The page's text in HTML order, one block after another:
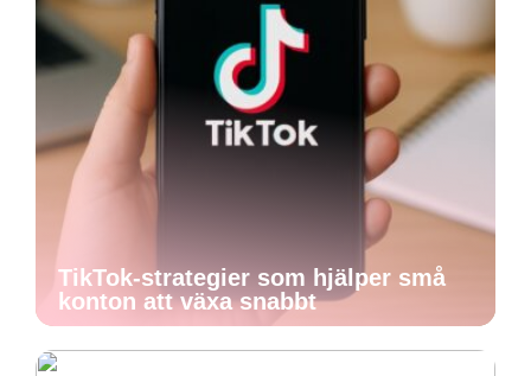
TikTok-strategier som hjälper små
konton att växa snabbt